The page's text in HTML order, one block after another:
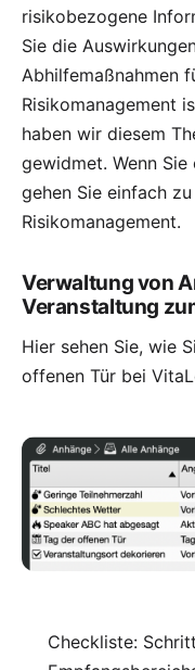
risikobezogene
Sie die
Abhilfemaßnahmen
Risikomanagement
haben wir diesem
gewidmet. Wenn
gehen Sie einfach
Risikomanagement.
Verwaltung von
Veranstaltung
Hier sehen Sie, wie
offenen Tür bei
Checkliste: